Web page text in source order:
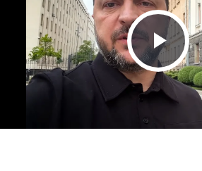
Play